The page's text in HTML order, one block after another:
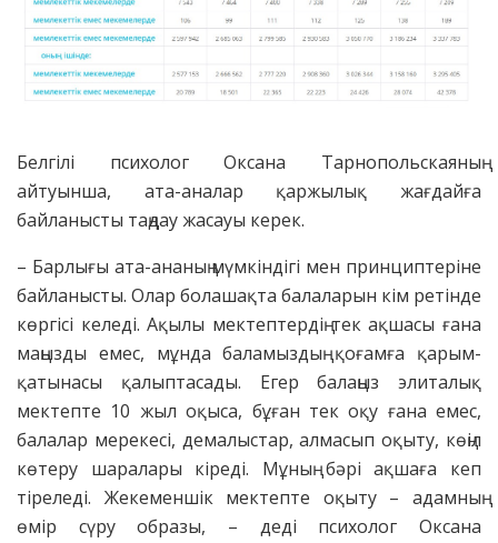
Белгілі психолог Оксана Тарнопольскаяның
айтуынша, ата-аналар қаржылық жағдайға
байланысты таңдау жасауы керек.
– Барлығы ата-ананың мүмкіндігі мен принциптеріне
байланысты. Олар болашақта балаларын кім ретінде
көргісі келеді. Ақылы мектептердің тек ақшасы ғана
маңызды емес, мұнда баламыздың қоғамға қарым-
қатынасы қалыптасады. Егер балаңыз элиталық
мектепте 10 жыл оқыса, бұған тек оқу ғана емес,
балалар мерекесі, демалыстар, алмасып оқыту, көңіл
көтеру шаралары кіреді. Мұның бәрі ақшаға кеп
тіреледі. Жекеменшік мектепте оқыту – адамның
өмір сүру образы, – деді психолог Оксана